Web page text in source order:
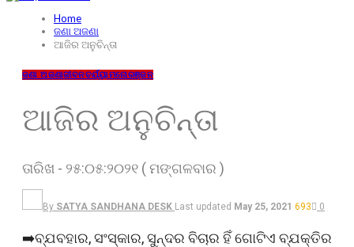
Home
ଜଣା ଅଜଣା
ଆଜିର ଅନୁଚିନ୍ତା
ଜଣା ଅଜଣାଜୀବନଚର୍ଯ୍ୟାମନୋରଞ୍ଜନ
ଆଜିର ଅନୁଚିନ୍ତା
ତାରିଖ - ୨୫:୦୫:୨୦୨୧ ( ମଙ୍ଗଳବାର )
By SATYA SANDHANA DESK Last updated May 25, 2021 693 0
➡️ବ୍ଯବହାର, ସଂସ୍କାର, ସୁନ୍ଦର ବିଚାର ହିଁ ଗୋଟିଏ ବ୍ଯକ୍ତିର